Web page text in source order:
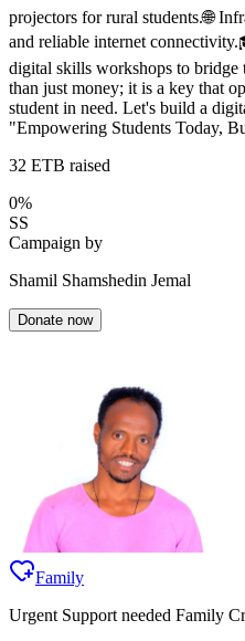
projectors for rural students. ​🌐
and reliable internet
digital skills workshops to bridge
than just money; it is a key that
student in need. Let's build a
"Empowering Students Today,
32 ETB raised
0%
SS
Campaign by
Shamil Shamshedin Jemal
Donate now
Family
Urgent Support needed Family